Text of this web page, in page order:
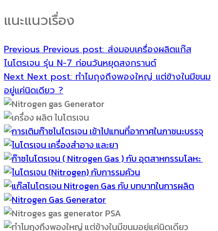
แนะแนวเรื่อง
Previous Previous post: ส่งมอบเครื่องผลิตแก๊ส
ไนโตรเจน รุ่น N-7 ก่อนวันหยุดสงกรานต์
Next Next post: ทำไมถุงถึงพองใหญ่ แต่ข้างในมีขนม
อยู่แค่นิดเดียว ?